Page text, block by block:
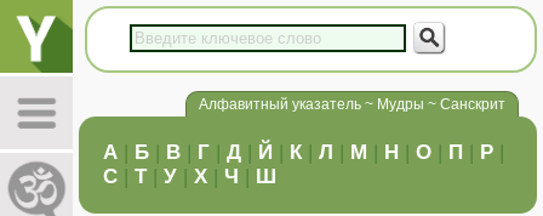
Алфавитный указатель ~ Мудры ~ Санскрит
А | Б | В | Г | Д | Й | К | Л | М | Н | О | П | Р |
С | Т| У | Х | Ч | Ш